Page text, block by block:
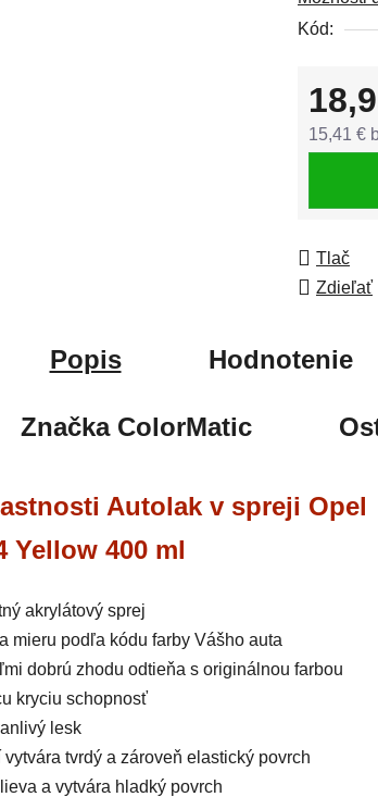
Kód:
15,41 €
Tlač
Zdieľať
Popis Hodnotenie
ZnačkaColorMatic
Autolak v spreji Opel
Yellow 400 ml
akrylátový sprej
mieru podľa kódu farby Vášho auta
dobrú zhodu odtieňa s originálnou farbou
kryciu schopnosť
lesk
vytvára tvrdý a zároveň elastický povrch
a vytvára hladký povrch